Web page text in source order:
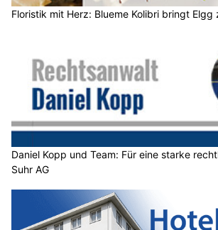
Floristik mit Herz: Blueme Kolibri bringt Elgg
Daniel Kopp und Team: Für eine starke
Suhr AG